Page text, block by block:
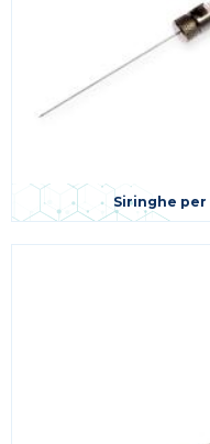
Siringhe per